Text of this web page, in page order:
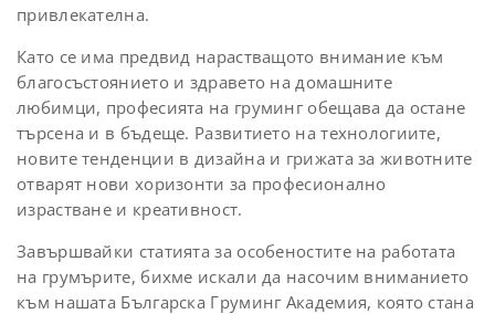
привлекателна.
Като се има предвид нарастващото внимание към
благосъстоянието и здравето на домашните
любимци, професията на груминг обещава да остане
търсена и в бъдеще. Развитието на технологиите,
новите тенденции в дизайна и грижата за животните
отварят нови хоризонти за професионално
израстване и креативност.
Завършвайки статията за особеностите на работата
на грумърите, бихме искали да насочим вниманието
към нашата Българска Груминг Академия, която стана